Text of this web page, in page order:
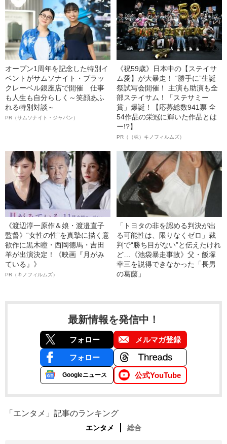
オープン1周年を記念した特別イ
ベントがサムソナイト・ブラッ
クレーベル銀座店で開催 仕事
も人生も自分らしく～笑顔あふ
れる特別対談～
PR（サムソナイト・ジャパン）
《祝59歳》日本中の【ステイサ
ム愛】が大暴走！ “勝手に”生誕
祭試写会開催！ 主演も助演も全
部ステイサム！「ステサミー
賞」爆誕！【応募総数941票 全
54作品の栄冠に輝いた作品とは
ー!?】
PR（（株）キノフィルムズ）
《渡辺淳一原作＆娘・渡邉直子
監督》“女性の性”を真摯に描く意
欲作に黒木瞳・西岡德馬・吉田
羊が出演決定！《映画『月がみ
ている』》
PR（キノフィルムズ）
「トヨタの非を認める判決が出
る可能性は、限りなくゼロ」裁
判で“勝ち目がない”と伝えたけれ
ど…《池袋暴走事故》父・飯塚
幸三を説得できなかった「長男
の葛藤」
最新情報を発信中！
フォロー メルマガ登録
フォロー
Googleニュース 公式YouTube
「エンタメ」記事のランキング
エンタメ 総合